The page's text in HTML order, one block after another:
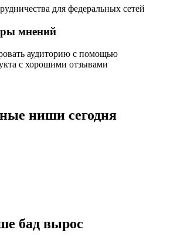
для федеральных сетей
мнений
аудиторию c помощью
с хорошими отзывами
ниши сегодня
бад вырос